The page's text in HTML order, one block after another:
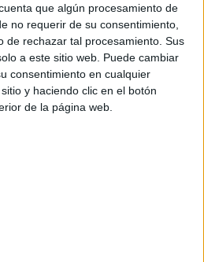
que algún procesamiento de
no requerir de su consentimiento,
de rechazar tal procesamiento. Sus
a este sitio web. Puede cambiar
consentimiento en cualquier
y haciendo clic en el botón
de la página web.